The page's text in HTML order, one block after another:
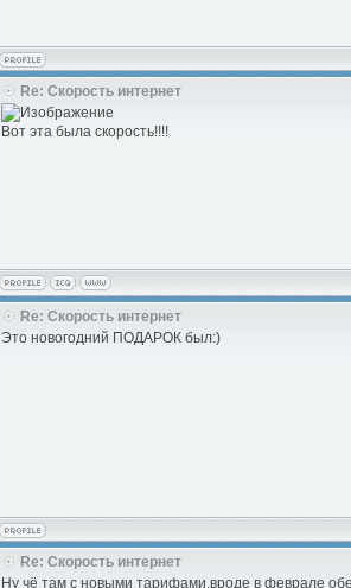
Re: Скорость интернет
Вот эта была скорость!!!!
Re: Скорость интернет
Это новогодний ПОДАРОК был:)
Re: Скорость интернет
Ну чё там с новыми тарифами,вроде в феврале